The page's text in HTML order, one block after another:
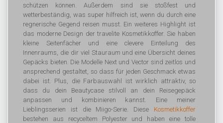
schützen können. Außerdem sind sie stoßfest und
wetterbeständig, was super hilfreich ist, wenn du durch eine
regnerische Gegend reisen musst. Ein weiteres Highlight ist
das moderne Design der travelite Kosmetikkoffer. Sie haben
kleine Seitenfächer und eine clevere Einteilung des
Innenraums, die dir viel Stauraum und eine Übersicht deines
Gepäcks bieten. Die Modelle Next und Vector sind zeitlos und
ansprechend gestaltet, so dass für jeden Geschmack etwas
dabei ist. Plus, die Farbauswahl ist wirklich attraktiv, so
dass du dein Beautycase stilvoll an dein Reisegepäck
anpassen und kombinieren kannst. Eine meiner
Lieblingsserien ist die Miigo-Serie. Diese Kosmetikkoffer
bestehen aus recyceltem Polyester und haben eine tolle